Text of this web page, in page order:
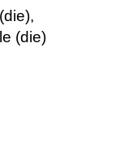
(die)